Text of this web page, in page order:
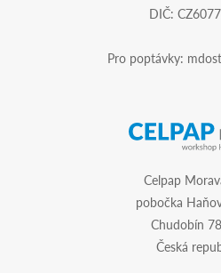
DIČ:
Pro poptávky:
Celpap
pobočka
Chudobín
Česká